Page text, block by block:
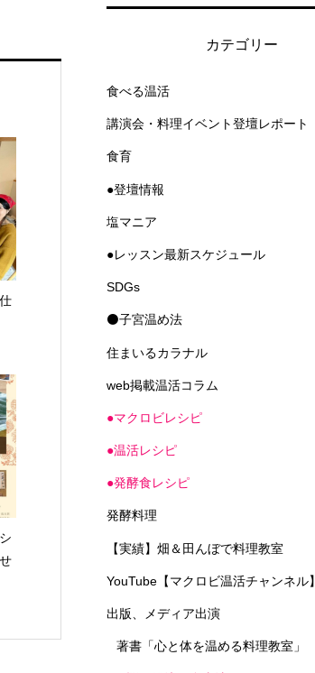
カテゴリー
食べる温活
講演会・料理イベント登壇レポート
食育
●登壇情報
塩マニア
●レッスン最新スケジュール
SDGs
⚫子宮温め法
住まいるカラナル
web掲載温活コラム
●マクロビレシピ
●温活レシピ
●発酵食レシピ
発酵料理
【実績】畑＆田んぼで料理教室
YouTube【マクロビ温活チャンネル】
出版、メディア出演
著書「心と体を温める料理教室」